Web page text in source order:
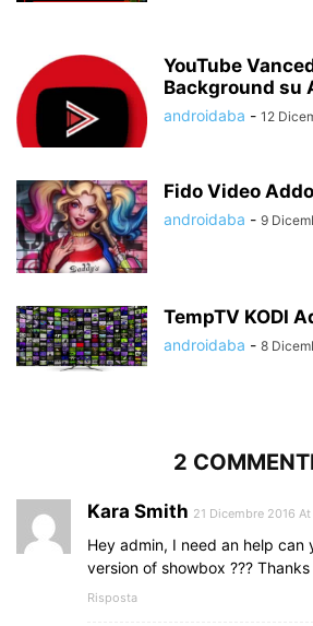
YouTube
Background su
androidaba - 12
Fido Video
androidaba - 9
TempTV KODI
androidaba - 8
2
Kara Smith 21 Dicembre 2016 At
Hey admin, I need an help can
version of showbox ???
Risposta